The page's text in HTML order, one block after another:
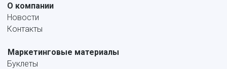
О компании
Новости
Контакты
Маркетинговые материалы
Буклеты